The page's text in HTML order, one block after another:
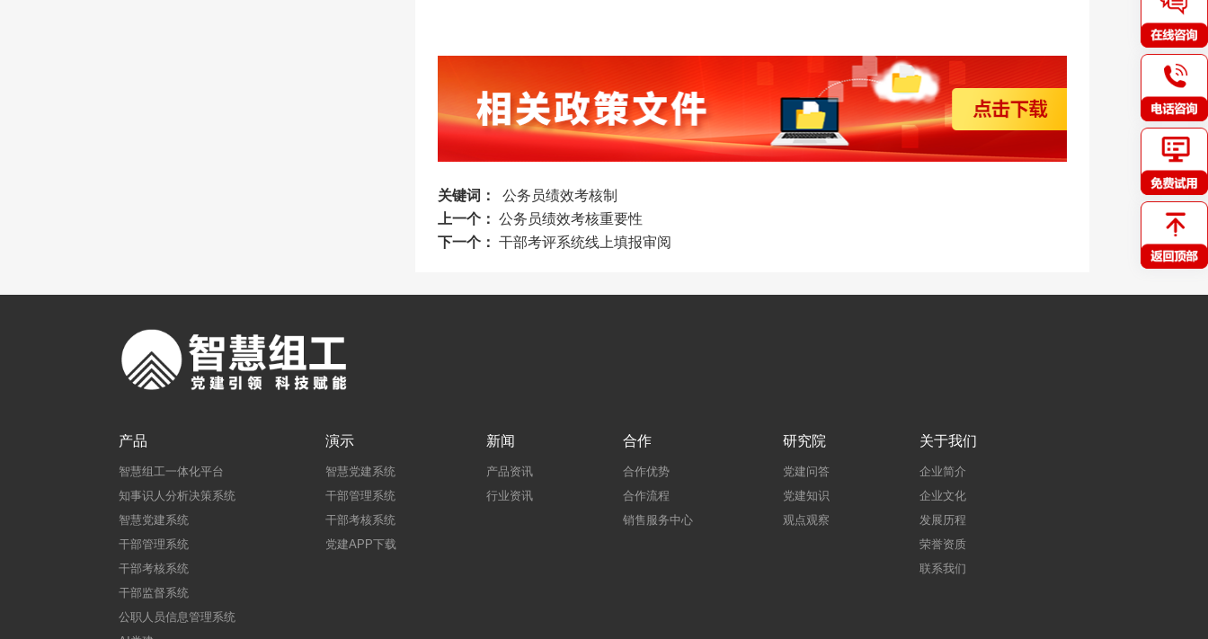
关键词：
公务员绩效考核制
上一个： 公务员绩效考核重要性
下一个： 干部考评系统线上填报审阅
产品
智慧组工一体化平台
知事识人分析决策系统
智慧党建系统
干部管理系统
干部考核系统
干部监督系统
公职人员信息管理系统
演示
智慧党建系统
干部管理系统
干部考核系统
党建APP下载
新闻
产品资讯
行业资讯
合作
合作优势
合作流程
销售服务中心
研究院
党建问答
党建知识
观点观察
关于我们
企业简介
企业文化
发展历程
荣誉资质
联系我们